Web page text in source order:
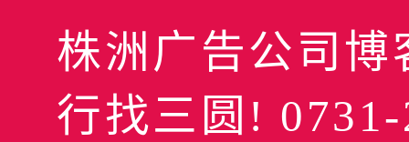
株洲广告公司
行找三圆!